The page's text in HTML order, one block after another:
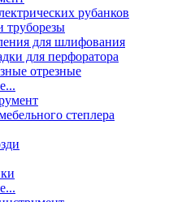
рубанков
труборезы
для шлифования
для перфоратора
отрезные
степлера